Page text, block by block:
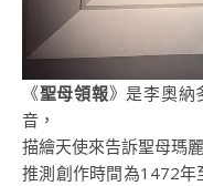
《聖母領報》是李奧納
音，
描繪天使來告訴聖母瑪
推測創作時間為1472